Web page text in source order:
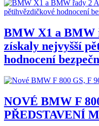
BMW X1 a BMW
získaly nejvyšší
hodnocení
NOVÉ BMW F
PŘEDSTAVENÍ